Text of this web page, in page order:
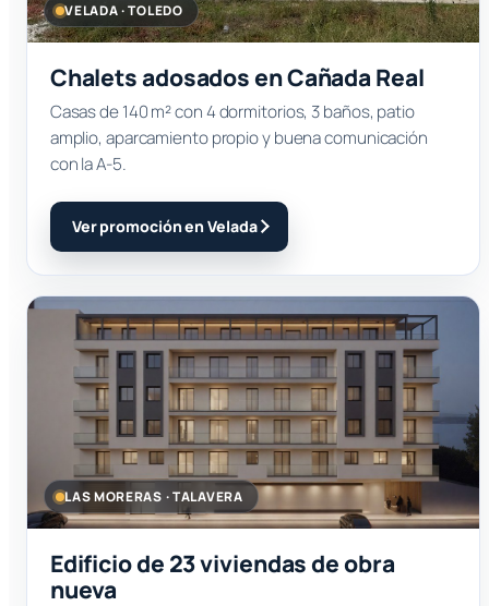
VELADA · TOLEDO
Chalets adosados en Cañada Real
Casas de 140 m² con 4 dormitorios, 3 baños, patio
amplio, aparcamiento propio y buena comunicación
con la A-5.
Ver promoción en Velada
LAS MORERAS · TALAVERA
Edificio de 23 viviendas de obra
nueva